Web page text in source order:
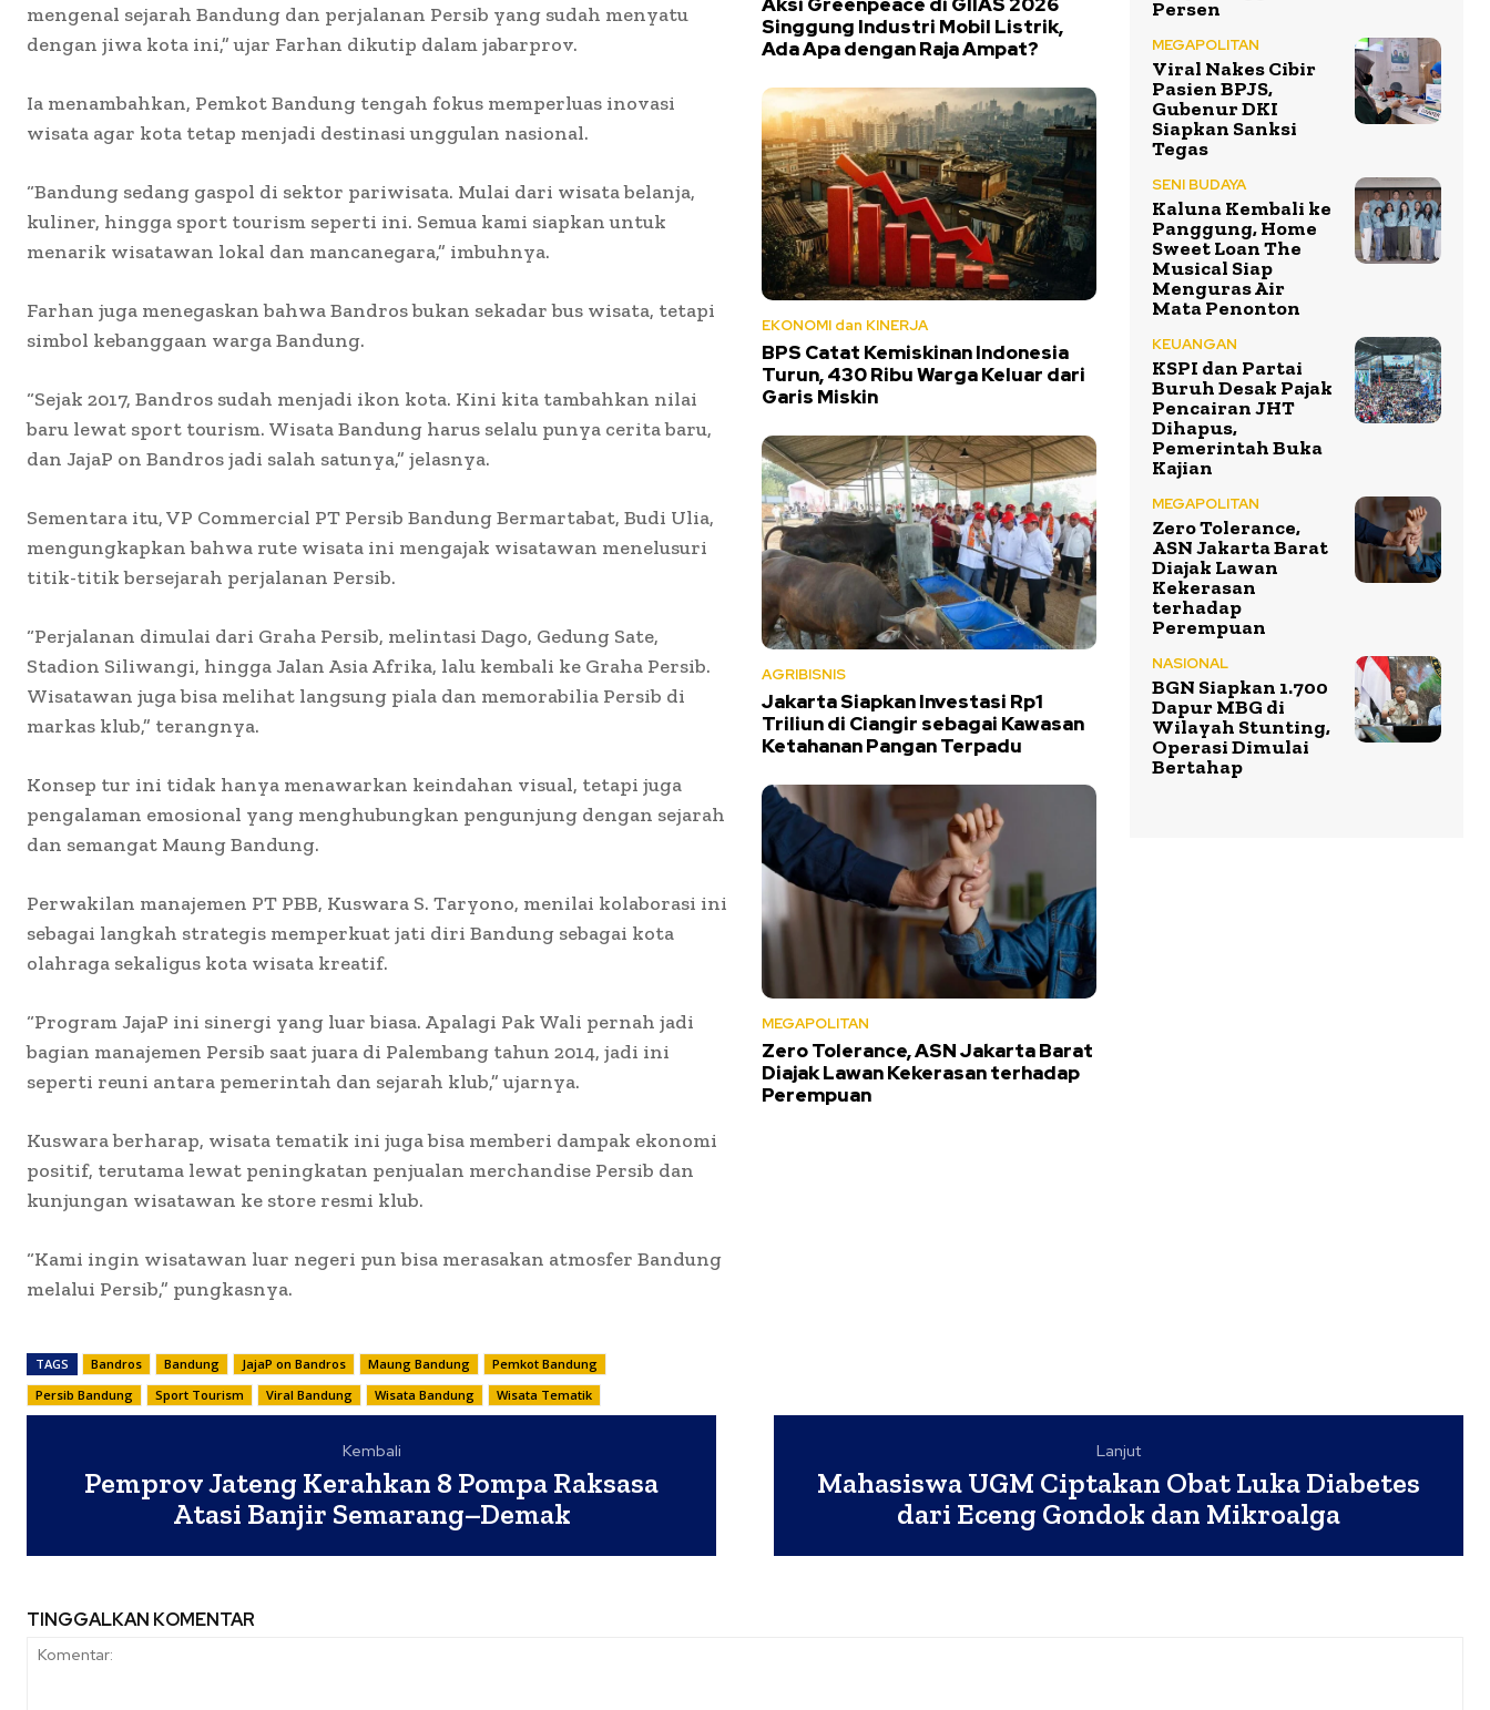
mengenal sejarah Bandung dan perjalanan Persib yang sudah menyatu
dengan jiwa kota ini,” ujar Farhan dikutip dalam jabarprov.
Ia menambahkan, Pemkot Bandung tengah fokus memperluas inovasi
wisata agar kota tetap menjadi destinasi unggulan nasional.
“Bandung sedang gaspol di sektor pariwisata. Mulai dari wisata belanja,
kuliner, hingga sport tourism seperti ini. Semua kami siapkan untuk
menarik wisatawan lokal dan mancanegara,” imbuhnya.
Farhan juga menegaskan bahwa Bandros bukan sekadar bus wisata, tetapi
simbol kebanggaan warga Bandung.
“Sejak 2017, Bandros sudah menjadi ikon kota. Kini kita tambahkan nilai
baru lewat sport tourism. Wisata Bandung harus selalu punya cerita baru,
dan JajaP on Bandros jadi salah satunya,” jelasnya.
Sementara itu, VP Commercial PT Persib Bandung Bermartabat, Budi Ulia,
mengungkapkan bahwa rute wisata ini mengajak wisatawan menelusuri
titik-titik bersejarah perjalanan Persib.
“Perjalanan dimulai dari Graha Persib, melintasi Dago, Gedung Sate,
Stadion Siliwangi, hingga Jalan Asia Afrika, lalu kembali ke Graha Persib.
Wisatawan juga bisa melihat langsung piala dan memorabilia Persib di
markas klub,” terangnya.
Konsep tur ini tidak hanya menawarkan keindahan visual, tetapi juga
pengalaman emosional yang menghubungkan pengunjung dengan sejarah
dan semangat Maung Bandung.
Perwakilan manajemen PT PBB, Kuswara S. Taryono, menilai kolaborasi ini
sebagai langkah strategis memperkuat jati diri Bandung sebagai kota
olahraga sekaligus kota wisata kreatif.
“Program JajaP ini sinergi yang luar biasa. Apalagi Pak Wali pernah jadi
bagian manajemen Persib saat juara di Palembang tahun 2014, jadi ini
seperti reuni antara pemerintah dan sejarah klub,” ujarnya.
Kuswara berharap, wisata tematik ini juga bisa memberi dampak ekonomi
positif, terutama lewat peningkatan penjualan merchandise Persib dan
kunjungan wisatawan ke store resmi klub.
“Kami ingin wisatawan luar negeri pun bisa merasakan atmosfer Bandung
melalui Persib,” pungkasnya.
TAGS Bandros Bandung JajaP on Bandros Maung Bandung
Pemkot Bandung
Persib Bandung
Sport Tourism Viral Bandung Wisata Bandung Wisata Tematik
Singgung Industri Mobil Listrik,
Ada Apa dengan Raja Ampat?
EKONOMI dan KINERJA
BPS Catat Kemiskinan Indonesia
Turun, 430 Ribu Warga Keluar dari
Garis Miskin
AGRIBISNIS
Jakarta Siapkan Investasi Rp1
Triliun di Ciangir sebagai Kawasan
Ketahanan Pangan Terpadu
MEGAPOLITAN
Zero Tolerance, ASN Jakarta Barat
Diajak Lawan Kekerasan terhadap
Perempuan
Persen
MEGAPOLITAN
Viral Nakes Cibir
Pasien BPJS,
Gubenur DKI
Siapkan Sanksi
Tegas
SENI BUDAYA
Kaluna Kembali ke
Panggung, Home
Sweet Loan The
Musical Siap
Menguras Air
Mata Penonton
KEUANGAN
KSPI dan Partai
Buruh Desak Pajak
Pencairan JHT
Dihapus,
Pemerintah Buka
Kajian
MEGAPOLITAN
Zero Tolerance,
ASN Jakarta Barat
Diajak Lawan
Kekerasan
terhadap
Perempuan
NASIONAL
BGN Siapkan 1.700
Dapur MBG di
Wilayah Stunting,
Operasi Dimulai
Bertahap
Kembali
Pemprov Jateng Kerahkan 8 Pompa Raksasa
Atasi Banjir Semarang–Demak
Lanjut
Mahasiswa UGM Ciptakan Obat Luka Diabetes
dari Eceng Gondok dan Mikroalga
TINGGALKAN KOMENTAR